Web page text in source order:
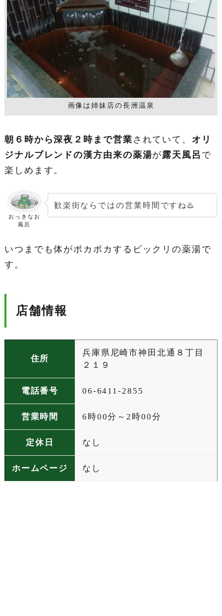
画像は姉妹店の長洲温泉
朝６時から深夜２時まで営業 されていて、 オリ
ジナルブレンドの漢方由来の薬湯が露天風呂 で
楽しめます。
おっきなお
風呂
歓楽街ならではの営業時間ですね♨️
いつまでも体がポカポカするビックリの薬湯で
す。
店舗情報
住所
兵庫県尼崎市神田北通８丁目
２１９
電話番号 06-6411-2855
営業時間 6時00分～2時00分
定休日 なし
ホームページ なし